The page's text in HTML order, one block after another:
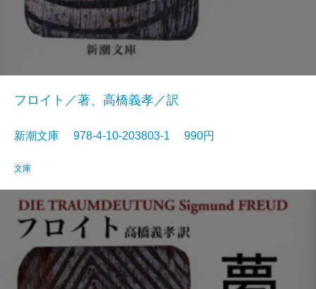
フロイト／著、高橋義孝／訳
新潮文庫 978-4-10-203803-1 990円
文庫